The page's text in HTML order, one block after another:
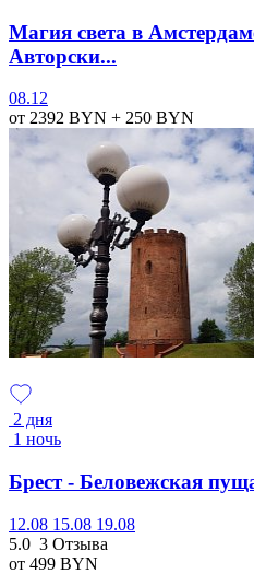
Магия света в
Авторски...
08.12
от 2392 BYN + 250 BYN
2 дня
1 ночь
Брест - Беловежская
12.08 15.08 19.08
5.0 3 Отзыва
от 499 BYN